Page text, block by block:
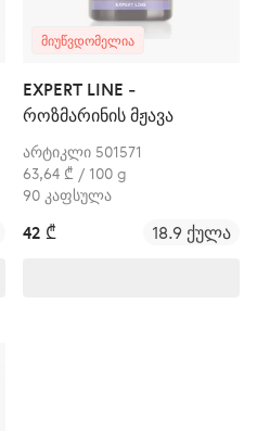
ᲛᲘᲣᲬᲕᲓᲝᲛᲔᲚᲘᲐ
EXPERT LINE -
როზმარინის მჟავა
არტიკლი 501571
63,64 ₾ / 100 g
90 კაფსულა
42 ₾ 18.9 ქულა